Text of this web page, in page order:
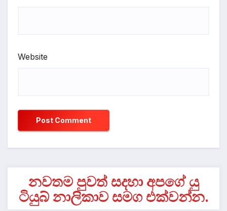
Website
නවතම පුවත් සදහා අපගේ යු
ටියුබ් නාලිකාව සමග එක්වන්න.